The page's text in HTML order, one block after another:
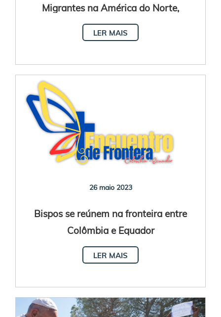
Migrantes na América do Norte,
América Central e Caribe se reúnem
em El Salvador
LER MAIS
26 maio 2023
Bispos se reúnem na fronteira entre
Colômbia e Equador
LER MAIS